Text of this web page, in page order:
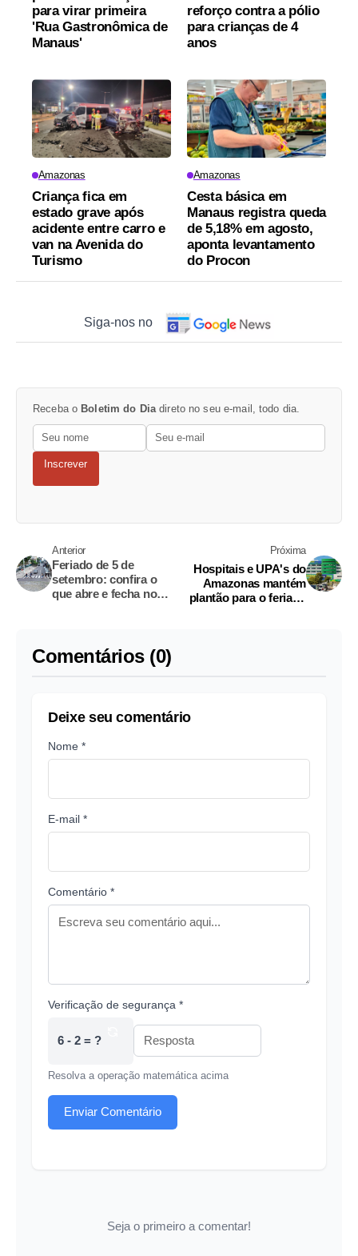
para virar primeira
'Rua Gastronômica de
Manaus'
reforço contra a pólio
para crianças de 4
anos
Amazonas
Criança fica em
estado grave após
acidente entre carro e
van na Avenida do
Turismo
Amazonas
Cesta básica em
Manaus registra queda
de 5,18% em agosto,
aponta levantamento
do Procon
Siga-nos no
Receba o Boletim do Diadireto no seu e-mail, todo dia.
Inscrever
Anterior
Feriado de 5 de
setembro: confira o
que abre e fecha no
Próxima
Hospitais e UPA's do
Amazonas mantém
plantão para o feriado
Comentários (0)
Deixe seu comentário
Nome *
E-mail *
Comentário *
Verificação de segurança *
6 - 2 = ?
Resolva a operação matemática acima
Enviar Comentário
Seja o primeiro a comentar!